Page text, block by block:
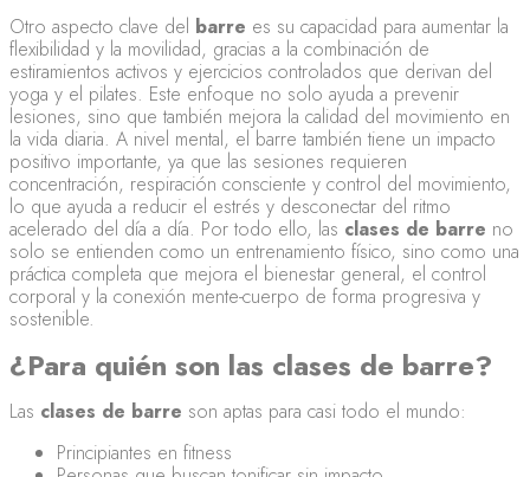
Otro aspecto clave del barre es su capacidad para aumentar la
flexibilidad y la movilidad, gracias a la combinación de
estiramientos activos y ejercicios controlados que derivan del
yoga y el pilates. Este enfoque no solo ayuda a prevenir
lesiones, sino que también mejora la calidad del movimiento en
la vida diaria. A nivel mental, el barre también tiene un impacto
positivo importante, ya que las sesiones requieren
concentración, respiración consciente y control del movimiento,
lo que ayuda a reducir el estrés y desconectar del ritmo
acelerado del día a día. Por todo ello, las clases de barre no
solo se entienden como un entrenamiento físico, sino como una
práctica completa que mejora el bienestar general, el control
corporal y la conexión mente-cuerpo de forma progresiva y
sostenible.
¿Para quién son las clases de barre?
Las clases de barre son aptas para casi todo el mundo:
Principiantes en fitness